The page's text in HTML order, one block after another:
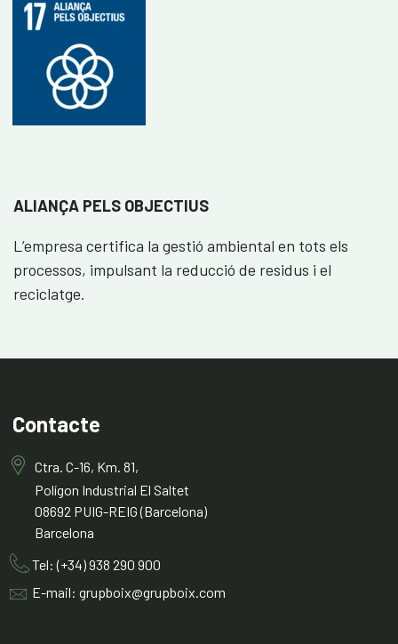
ALIANÇA PELS OBJECTIUS
L’empresa certifica la gestió ambiental en tots els
processos, impulsant la reducció de residus i el
reciclatge.
Contacte
Ctra. C-16, Km. 81,
Polígon Industrial El Saltet
08692 PUIG-REIG (Barcelona)
Barcelona
Tel: (+34) 938 290 900
E-mail: grupboix@grupboix.com